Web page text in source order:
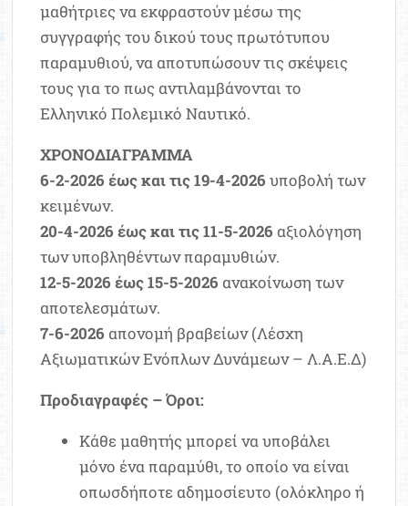
μαθήτριες να εκφραστούν μέσω της
συγγραφής του δικού τους πρωτότυπου
παραμυθιού, να αποτυπώσουν τις σκέψεις
τους για το πως αντιλαμβάνονται το
Ελληνικό Πολεμικό Ναυτικό.
ΧΡΟΝΟΔΙΑΓΡΑΜΜΑ
6-2-2026 έως και τις 19-4-2026 υποβολή των
κειμένων.
20-4-2026 έως και τις 11-5-2026 αξιολόγηση
των υποβληθέντων παραμυθιών.
12-5-2026 έως 15-5-2026 ανακοίνωση των
αποτελεσμάτων.
7-6-2026 απονομή βραβείων (Λέσχη
Αξιωματικών Ενόπλων Δυνάμεων – Λ.Α.Ε.Δ)
Προδιαγραφές – Όροι:
Κάθε μαθητής μπορεί να υποβάλει
μόνο ένα παραμύθι, το οποίο να είναι
οπωσδήποτε αδημοσίευτο (ολόκληρο ή